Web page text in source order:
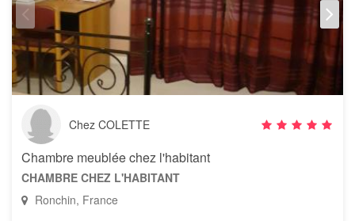
Chez COLETTE
Chambre meublée chez l'habitant
CHAMBRE CHEZ L'HABITANT
Ronchin, France